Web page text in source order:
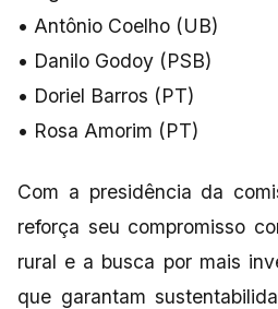
• Antônio Coelho (UB)
• Danilo Godoy (PSB)
• Doriel Barros (PT)
• Rosa Amorim (PT)
Com a presidência da
reforça seu compromisso
rural e a busca por mais
que garantam